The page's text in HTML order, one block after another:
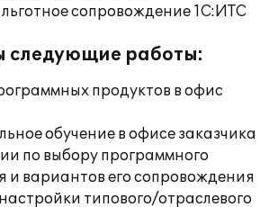
сопровождение 1С:ИТС
следующие работы:
продуктов в офис
обучение в офисе заказчика
по выбору программного
и вариантов его сопровождения
типового/отраслевого